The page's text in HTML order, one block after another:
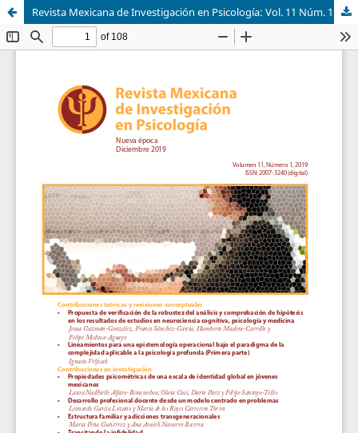
Revista Mexicana de Investigación en Psicología: Vol. 11 Núm. 1 (2019)